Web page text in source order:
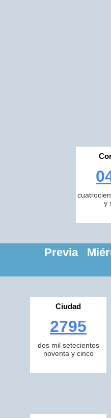
y
Previa
Ciudad
2795
dos mil setecientos
noventa y cinco